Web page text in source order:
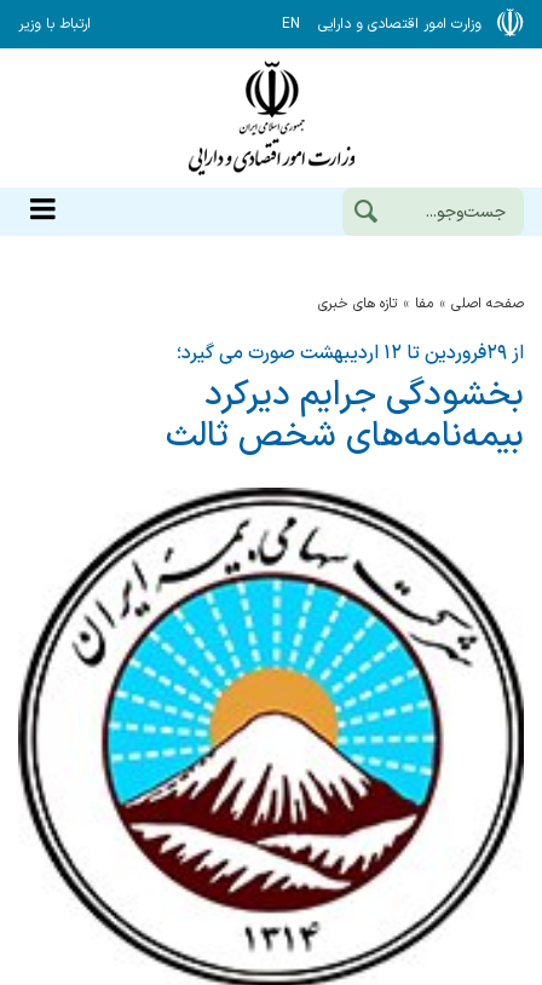
وزارت امور اقتصادی و دارایی EN ارتباط با وزیر
صفحه اصلی مفا تازه های خبری
از ۲۹فروردین تا ۱۲ اردیبهشت صورت می گیرد؛
بخشودگی جرایم دیرکرد
بیمه‌نامه‌های شخص ثالث